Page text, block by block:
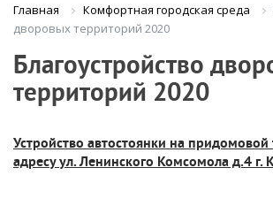
Главная Комфортная городская среда
дворовых территорий 2020
Благоустройство
территорий 2020
Устройство автостоянки на
адресу ул. Ленинского Комсомола д.4 г.